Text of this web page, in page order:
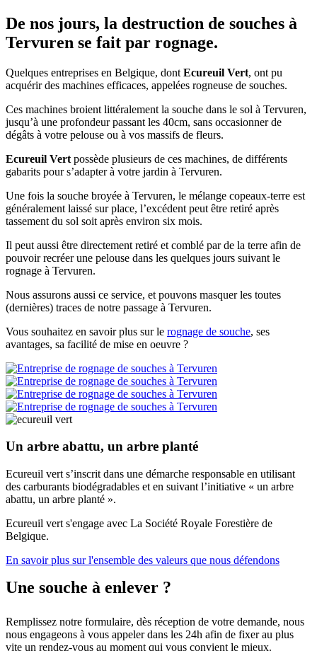
De nos jours, la destruction de souches à
Tervuren se fait par rognage.
Quelques entreprises en Belgique, dont Ecureuil Vert, ont pu
acquérir des machines efficaces, appelées rogneuse de souches.
Ces machines broient littéralement la souche dans le sol à Tervuren,
jusqu’à une profondeur passant les 40cm, sans occasionner de
dégâts à votre pelouse ou à vos massifs de fleurs.
Ecureuil Vert possède plusieurs de ces machines, de différents
gabarits pour s’adapter à votre jardin à Tervuren.
Une fois la souche broyée à Tervuren, le mélange copeaux-terre est
généralement laissé sur place, l’excédent peut être retiré après
tassement du sol soit après environ six mois.
Il peut aussi être directement retiré et comblé par de la terre afin de
pouvoir recréer une pelouse dans les quelques jours suivant le
rognage à Tervuren.
Nous assurons aussi ce service, et pouvons masquer les toutes
(dernières) traces de notre passage à Tervuren.
Vous souhaitez en savoir plus sur le rognage de souche, ses
avantages, sa facilité de mise en oeuvre ?
Un arbre abattu, un arbre planté
Ecureuil vert s’inscrit dans une démarche responsable en utilisant
des carburants biodégradables et en suivant l’initiative « un arbre
abattu, un arbre planté ».
Ecureuil vert s'engage avec La Société Royale Forestière de
Belgique.
En savoir plus sur l'ensemble des valeurs que nous défendons
Une souche à enlever ?
Remplissez notre formulaire, dès réception de votre demande, nous
nous engageons à vous appeler dans les 24h afin de fixer au plus
vite un rendez-vous au moment qui vous convient le mieux.